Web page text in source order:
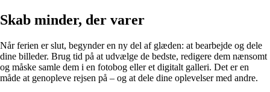
Skab minder, der varer
Når ferien er slut, begynder en ny del af glæden: at bearbejde og dele
dine billeder. Brug tid på at udvælge de bedste, redigere dem nænsomt
og måske samle dem i en fotobog eller et digitalt galleri. Det er en
måde at genopleve rejsen på – og at dele dine oplevelser med andre.